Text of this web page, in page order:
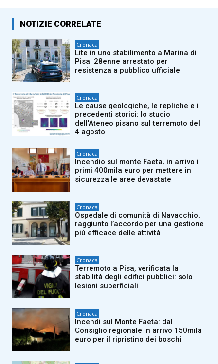
NOTIZIE CORRELATE
Cronaca
Lite in uno stabilimento a Marina di
Pisa: 28enne arrestato per
resistenza a pubblico ufficiale
Cronaca
Le cause geologiche, le repliche e i
precedenti storici: lo studio
dell’Ateneo pisano sul terremoto del
4 agosto
Cronaca
Incendio sul monte Faeta, in arrivo i
primi 400mila euro per mettere in
sicurezza le aree devastate
Cronaca
Ospedale di comunità di Navacchio,
raggiunto l’accordo per una gestione
più efficace delle attività
Cronaca
Terremoto a Pisa, verificata la
stabilità degli edifici pubblici: solo
lesioni superficiali
Cronaca
Incendi sul Monte Faeta: dal
Consiglio regionale in arrivo 150mila
euro per il ripristino dei boschi